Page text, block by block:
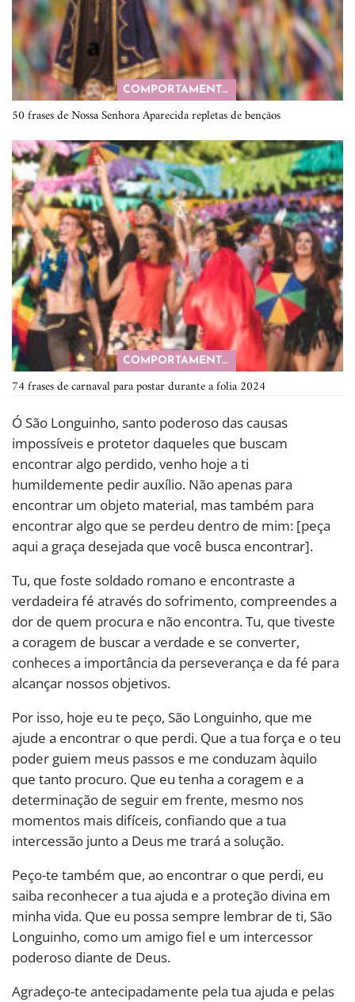
COMPORTAMENTO
50 frases de Nossa Senhora Aparecida repletas de bençãos
COMPORTAMENTO
74 frases de carnaval para postar durante a folia 2024
Ó São Longuinho, santo poderoso das causas
impossíveis e protetor daqueles que buscam
encontrar algo perdido, venho hoje a ti
humildemente pedir auxílio. Não apenas para
encontrar um objeto material, mas também para
encontrar algo que se perdeu dentro de mim: [peça
aqui a graça desejada que você busca encontrar].
Tu, que foste soldado romano e encontraste a
verdadeira fé através do sofrimento, compreendes a
dor de quem procura e não encontra. Tu, que tiveste
a coragem de buscar a verdade e se converter,
conheces a importância da perseverança e da fé para
alcançar nossos objetivos.
Por isso, hoje eu te peço, São Longuinho, que me
ajude a encontrar o que perdi. Que a tua força e o teu
poder guiem meus passos e me conduzam àquilo
que tanto procuro. Que eu tenha a coragem e a
determinação de seguir em frente, mesmo nos
momentos mais difíceis, confiando que a tua
intercessão junto a Deus me trará a solução.
Peço-te também que, ao encontrar o que perdi, eu
saiba reconhecer a tua ajuda e a proteção divina em
minha vida. Que eu possa sempre lembrar de ti, São
Longuinho, como um amigo fiel e um intercessor
poderoso diante de Deus.
Agradeço-te antecipadamente pela tua ajuda e pelas